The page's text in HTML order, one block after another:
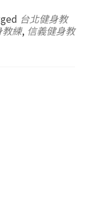
台北健身教
練, 信義健身教